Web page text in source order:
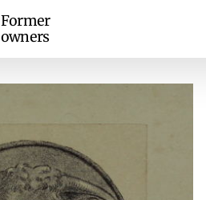
Former
owners